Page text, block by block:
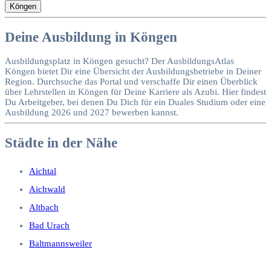
Köngen
Deine Ausbildung in Köngen
Ausbildungsplatz in Köngen gesucht? Der AusbildungsAtlas
Köngen bietet Dir eine Übersicht der Ausbildungsbetriebe in Deiner
Region. Durchsuche das Portal und verschaffe Dir einen Überblick
über Lehrstellen in Köngen für Deine Karriere als Azubi. Hier findest
Du Arbeitgeber, bei denen Du Dich für ein Duales Studium oder eine
Ausbildung 2026 und 2027 bewerben kannst.
Städte in der Nähe
Aichtal
Aichwald
Altbach
Bad Urach
Baltmannsweiler